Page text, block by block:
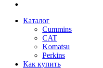
Каталог
Cummins
CAT
Komatsu
Perkins
Как купить